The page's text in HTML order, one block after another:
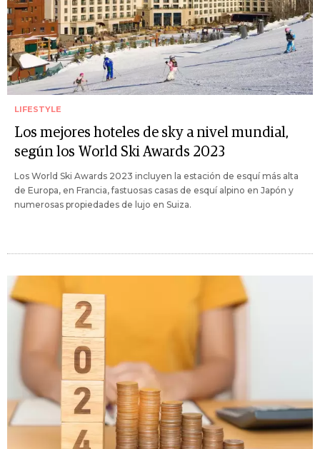
LIFESTYLE
Los mejores hoteles de sky a nivel mundial,
según los World Ski Awards 2023
Los World Ski Awards 2023 incluyen la estación de esquí más alta
de Europa, en Francia, fastuosas casas de esquí alpino en Japón y
numerosas propiedades de lujo en Suiza.